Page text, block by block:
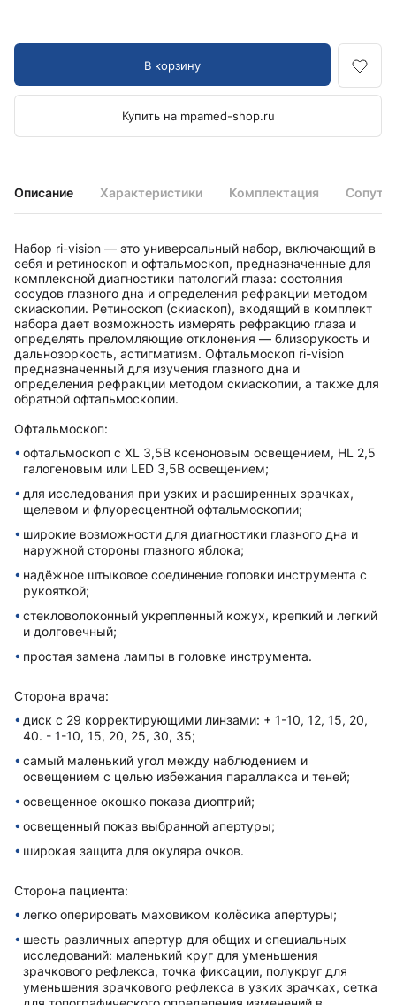
Описание Характеристики Комплектация
Набор ri-vision — это универсальный набор, включающий в
себя и ретиноскоп и офтальмоскоп, предназначенные для
комплексной диагностики патологий глаза: состояния
сосудов глазного дна и определения рефракции методом
скиаскопии. Ретиноскоп (скиаскоп), входящий в комплект
набора дает возможность измерять рефракцию глаза и
определять преломляющие отклонения — близорукость и
дальнозоркость, астигматизм. Офтальмоскоп ri-vision
предназначенный для изучения глазного дна и
определения рефракции методом скиаскопии, а также для
обратной офтальмоскопии.
Офтальмоскоп:
офтальмоскоп с XL 3,5В ксеноновым освещением, HL 2,5
галогеновым или LED 3,5В освещением;
для исследования при узких и расширенных зрачках,
щелевом и флуоресцентной офтальмоскопии;
широкие возможности для диагностики глазного дна и
наружной стороны глазного яблока;
надёжное штыковое соединение головки инструмента с
рукояткой;
стекловолоконный укрепленный кожух, крепкий и легкий
и долговечный;
простая замена лампы в головке инструмента.
Сторона врача:
диск с 29 корректирующими линзами: + 1-10, 12, 15, 20,
40. - 1-10, 15, 20, 25, 30, 35;
самый маленький угол между наблюдением и
освещением с целью избежания параллакса и теней;
освещенное окошко показа диоптрий;
освещенный показ выбранной апертуры;
широкая защита для окуляра очков.
Сторона пациента:
легко оперировать маховиком колёсика апертуры;
шесть различных апертур для общих и специальных
исследований: маленький круг для уменьшения
зрачкового рефлекса, точка фиксации, полукруг для
уменьшения зрачкового рефлекса в узких зрачках, сетка
В корзину
Купить на mpamed-shop.ru